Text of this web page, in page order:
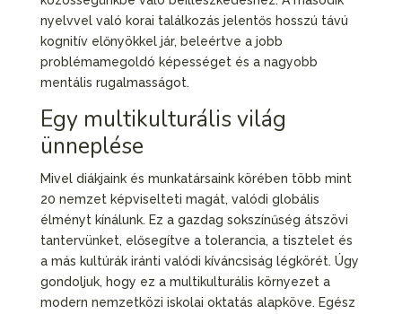
nyelvvel való korai találkozás jelentős hosszú távú
kognitív előnyökkel jár, beleértve a jobb
problémamegoldó képességet és a nagyobb
mentális rugalmasságot.
Egy multikulturális világ
ünneplése
Mivel diákjaink és munkatársaink körében több mint
20 nemzet képviselteti magát, valódi globális
élményt kínálunk. Ez a gazdag sokszínűség átszövi
tantervünket, elősegítve a tolerancia, a tisztelet és
a más kultúrák iránti valódi kíváncsiság légkörét. Úgy
gondoljuk, hogy ez a multikulturális környezet a
modern nemzetközi iskolai oktatás alapköve. Egész